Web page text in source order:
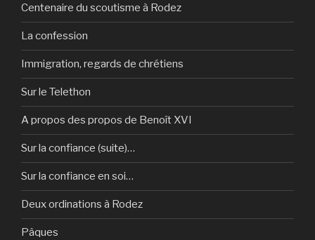
Centenaire du scoutisme à Rodez
La confession
Immigration, regards de chrétiens
Sur le Telethon
A propos des propos de Benoît XVI
Sur la confiance (suite)…
Sur la confiance en soi…
Deux ordinations à Rodez
Pâques